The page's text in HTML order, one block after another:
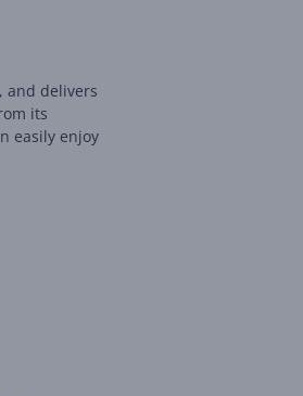
and delivers
its
easily enjoy